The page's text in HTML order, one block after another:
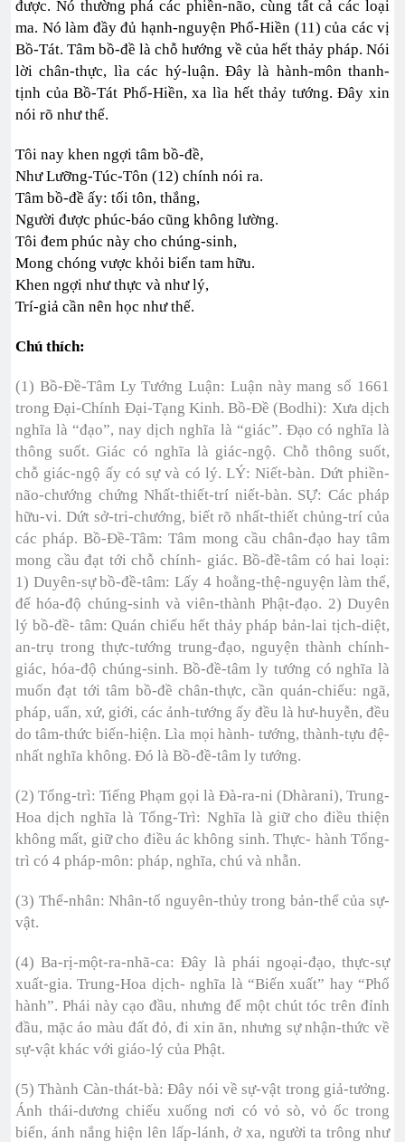
được. Nó thường phá các phiền-não, cùng tất cả các loại
ma. Nó làm đầy đủ hạnh-nguyện Phổ-Hiền (11) của các vị
Bồ-Tát. Tâm bồ-đề là chỗ hướng về của hết thảy pháp. Nói
lời chân-thực, lìa các hý-luận. Đây là hành-môn thanh-
tịnh của Bồ-Tát Phổ-Hiền, xa lìa hết thảy tướng. Đây xin
nói rõ như thế.
Tôi nay khen ngợi tâm bồ-đề,
Như Lưỡng-Túc-Tôn (12) chính nói ra.
Tâm bồ-đề ấy: tối tôn, thắng,
Người được phúc-báo cũng không lường.
Tôi đem phúc này cho chúng-sinh,
Mong chóng vược khỏi biển tam hữu.
Khen ngợi như thực và như lý,
Trí-giả cần nên học như thế.
Chú thích:
(1) Bồ-Đề-Tâm Ly Tướng Luận: Luận này mang số 1661
trong Đại-Chính Đại-Tạng Kinh. Bồ-Đề (Bodhi): Xưa dịch
nghĩa là “đạo”, nay dịch nghĩa là “giác”. Đạo có nghĩa là
thông suốt. Giác có nghĩa là giác-ngộ. Chỗ thông suốt,
chỗ giác-ngộ ấy có sự và có lý. LÝ: Niết-bàn. Dứt phiền-
não-chướng chứng Nhất-thiết-trí niết-bàn. SỰ: Các pháp
hữu-vi. Dứt sở-tri-chướng, biết rõ nhất-thiết chủng-trí của
các pháp. Bồ-Đề-Tâm: Tâm mong cầu chân-đạo hay tâm
mong cầu đạt tới chỗ chính- giác. Bồ-đề-tâm có hai loại:
1) Duyên-sự bồ-đề-tâm: Lấy 4 hoằng-thệ-nguyện làm thể,
để hóa-độ chúng-sinh và viên-thành Phật-đạo. 2) Duyên
lý bồ-đề- tâm: Quán chiếu hết thảy pháp bản-lai tịch-diệt,
an-trụ trong thực-tướng trung-đạo, nguyện thành chính-
giác, hóa-độ chúng-sinh. Bồ-đề-tâm ly tướng có nghĩa là
muốn đạt tới tâm bồ-đề chân-thực, cần quán-chiếu: ngã,
pháp, uẩn, xứ, giới, các ảnh-tướng ấy đều là hư-huyễn, đều
do tâm-thức biến-hiện. Lìa mọi hành- tướng, thành-tựu đệ-
nhất nghĩa không. Đó là Bồ-đề-tâm ly tướng.
(2) Tổng-trì: Tiếng Phạm gọi là Đà-ra-ni (Dhàrani), Trung-
Hoa dịch nghĩa là Tổng-Trì: Nghĩa là giữ cho điều thiện
không mất, giữ cho điều ác không sinh. Thực- hành Tổng-
trì có 4 pháp-môn: pháp, nghĩa, chú và nhẫn.
(3) Thể-nhân: Nhân-tố nguyên-thủy trong bản-thể của sự-
vật.
(4) Ba-rị-một-ra-nhã-ca: Đây là phái ngoại-đạo, thực-sự
xuất-gia. Trung-Hoa dịch- nghĩa là “Biến xuất” hay “Phổ
hành”. Phái này cạo đầu, nhưng để một chút tóc trên đỉnh
đầu, mặc áo màu đất đỏ, đi xin ăn, nhưng sự nhận-thức về
sự-vật khác với giáo-lý của Phật.
(5) Thành Càn-thát-bà: Đây nói về sự-vật trong giả-tưởng.
Ánh thái-dương chiếu xuống nơi có vỏ sò, vỏ ốc trong
biển, ánh nắng hiện lên lấp-lánh, ở xa, người ta trông như